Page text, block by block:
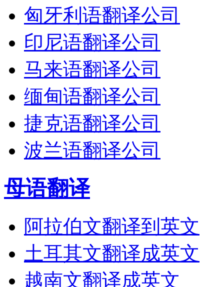
匈牙利语翻译公司
印尼语翻译公司
马来语翻译公司
缅甸语翻译公司
捷克语翻译公司
波兰语翻译公司
母语翻译
阿拉伯文翻译到英文
土耳其文翻译成英文
越南文翻译成英文